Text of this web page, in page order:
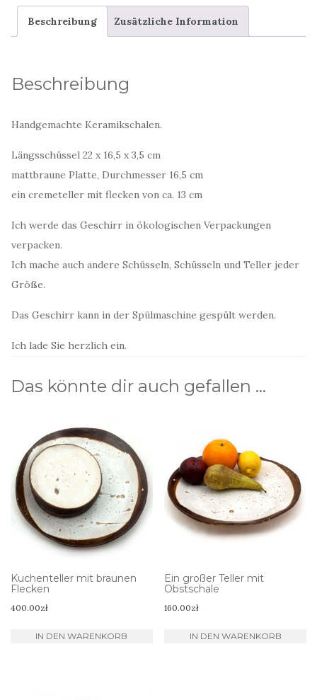
Menge
Beschreibung Zusätzliche Information
Beschreibung
Handgemachte Keramikschalen.
Längsschüssel 22 x 16,5 x 3,5 cm
mattbraune Platte, Durchmesser 16,5 cm
ein cremeteller mit flecken von ca. 13 cm
Ich werde das Geschirr in ökologischen Verpackungen
verpacken.
Ich mache auch andere Schüsseln, Schüsseln und Teller jeder
Größe.
Das Geschirr kann in der Spülmaschine gespült werden.
Ich lade Sie herzlich ein.
Das könnte dir auch gefallen …
Kuchenteller mit braunen
Flecken
400.00zł
IN DEN WARENKORB
Ein großer Teller mit
Obstschale
160.00zł
IN DEN WARENKORB